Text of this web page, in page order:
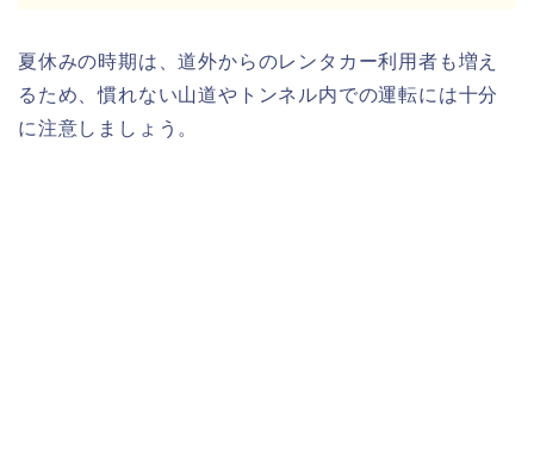
夏休みの時期は、道外からのレンタカー利用者も増え
るため、慣れない山道やトンネル内での運転には十分
に注意しましょう。